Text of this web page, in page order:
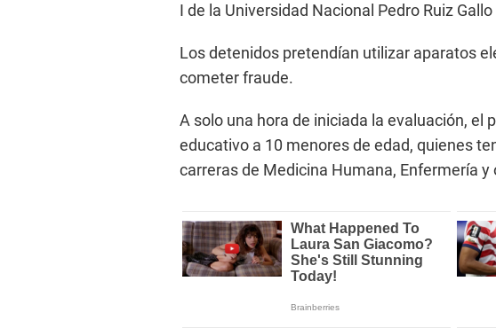
I de la Universidad Nacional Pedro Ruiz Gallo
Los detenidos pretendían utilizar aparatos
cometer fraude.
A solo una hora de iniciada la evaluación, el
educativo a 10 menores de edad, quienes
carreras de Medicina Humana, Enfermería